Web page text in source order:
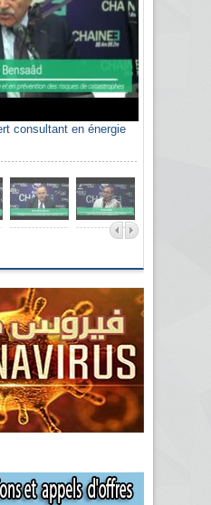
consultant en énergie